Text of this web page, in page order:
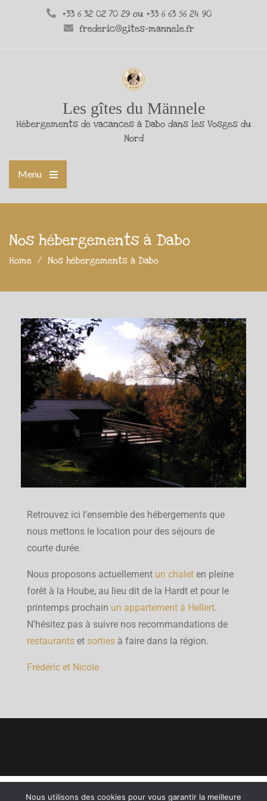
+33 6 32 02 70 29 ou +33 6 63 56 24 90
frederic@gites-mannele.fr
Les gîtes du Männele
Hébergements de vacances à Dabo dans les Vosges du
Nord
Menu
Nos hébergements à Dabo
Home Nos hébergements à Dabo
Retrouvez ici l’ensemble des hébergements que
nous mettons le location pour des séjours de
courte durée.
Nous proposons actuellement un chalet en pleine
forêt à la Hoube, au lieu dit de la Hardt et pour le
printemps prochain un appartement à Hellert.
N’hésitez pas à suivre nos recommandations de
restaurants et sorties à faire dans la région.
Frédéric et Nicole
Copyright © Gîtes du Männele-Nicole TU MULLER 12 rue du
Nous utilisons des cookies pour vous garantir la meilleure